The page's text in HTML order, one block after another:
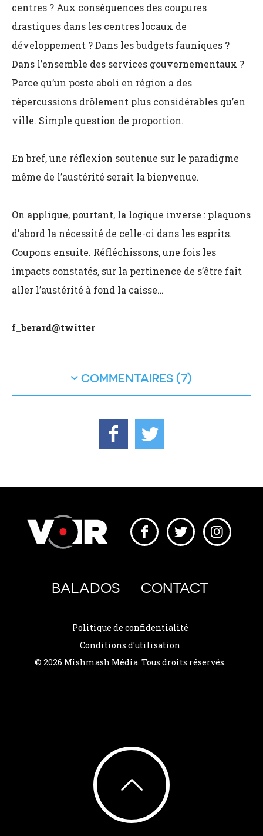
centres ? Aux conséquences des coupures
drastiques dans les centres locaux de
développement ? Dans les budgets fauniques ?
Dans l’ensemble des services gouvernementaux ?
Parce qu’un poste aboli en région a des
répercussions drôlement plus considérables qu’en
ville. Simple question de proportion.
En bref, une réflexion soutenue sur le paradigme
même de l’austérité serait la bienvenue.
On applique, pourtant, la logique inverse : plaquons
d’abord la nécessité de celle-ci dans les esprits.
Coupons ensuite. Réfléchissons, une fois les
impacts constatés, sur la pertinence de s’être fait
aller l’austérité à fond la caisse…
f_berard@twitter
COMMENTAIRES
BALADOS CONTACT
Politique de confidentialité
Conditions d'utilisation
© 2026 Mishmash Média. Tous droits réservés.